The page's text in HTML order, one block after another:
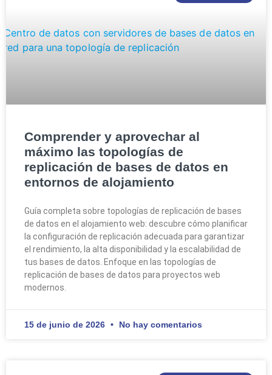
Comprender y aprovechar al
máximo las topologías de
replicación de bases de datos en
entornos de alojamiento
Guía completa sobre topologías de replicación de bases
de datos en el alojamiento web: descubre cómo planificar
la configuración de replicación adecuada para garantizar
el rendimiento, la alta disponibilidad y la escalabilidad de
tus bases de datos. Enfoque en las topologías de
replicación de bases de datos para proyectos web
modernos.
15 de junio de 2026 No hay comentarios